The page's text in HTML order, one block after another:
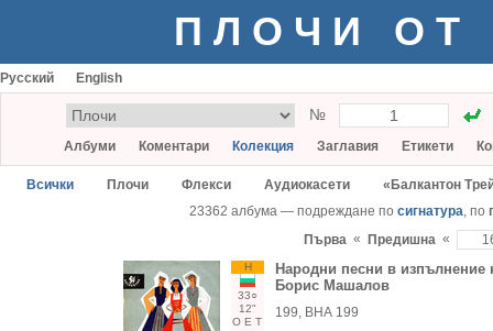
ПЛОЧИ ОТ
Русский English
№
Албуми Коментари Колекция Заглавия Етикети
Всички Плочи Флекси Аудиокасети
«Балкантон
23362 албума — подреждане по сигнатура, по
Първа « Предишна «
Н
33○
12"
О Е Т
Народни песни в
Борис Машалов
199, ВНА 199